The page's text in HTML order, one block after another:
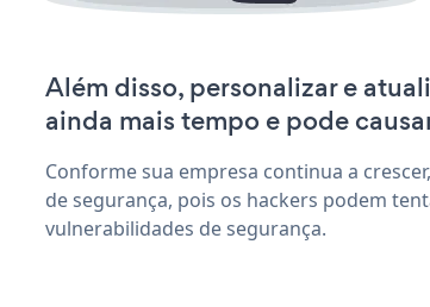
Além disso, personalizar e
ainda mais tempo e pode
Conforme sua empresa continua a
de segurança, pois os hackers podem
vulnerabilidades de segurança.